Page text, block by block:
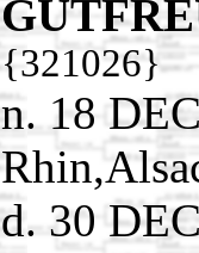
{321026}
n. 18
d. 30